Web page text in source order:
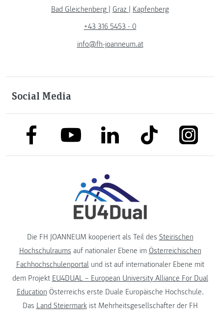
Bad Gleichenberg | Graz | Kapfenberg
+43 316 5453 - 0
info@fh-joanneum.at
Social Media
link to facebooklink to youtubelink to linkedinlink to tiktok link to
Die FH JOANNEUM kooperiert als Teil des Steirischen
Hochschulraums auf nationaler Ebene im Österreichischen
Fachhochschulenportalund ist auf internationaler Ebene mit
dem Projekt EU4DUAL – European University Alliance For Dual
Education Österreichs erste Duale Europäische Hochschule.
Das Land Steiermarkist Mehrheitsgesellschafter der FH